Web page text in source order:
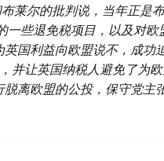
莱尔的批判说，当年正是
一些退免税项目，以及对欧
国利益向欧盟说不，成功
并让英国纳税人避免了为
离欧盟的公投，保守党主